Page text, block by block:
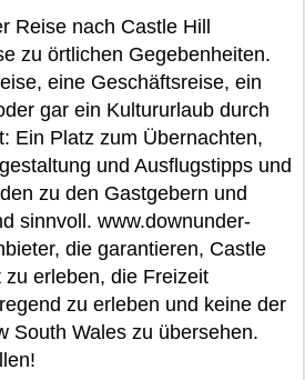
Reise nach Castle Hill
zu örtlichen Gegebenheiten.
eine Geschäftsreise, ein
gar ein Kultururlaub durch
Ein Platz zum Übernachten,
und Ausflugstipps und
zu den Gastgebern und
sinnvoll. www.downunder-
die garantieren, Castle
erleben, die Freizeit
zu erleben und keine der
South Wales zu übersehen.